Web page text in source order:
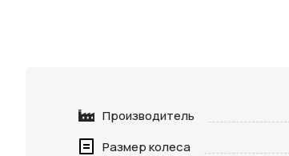
Производитель
Размер колеса